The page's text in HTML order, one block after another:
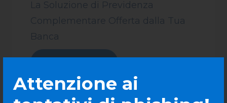
La Soluzione di Previdenza
Complementare Offerta dalla Tua
Banca
Attenzione ai